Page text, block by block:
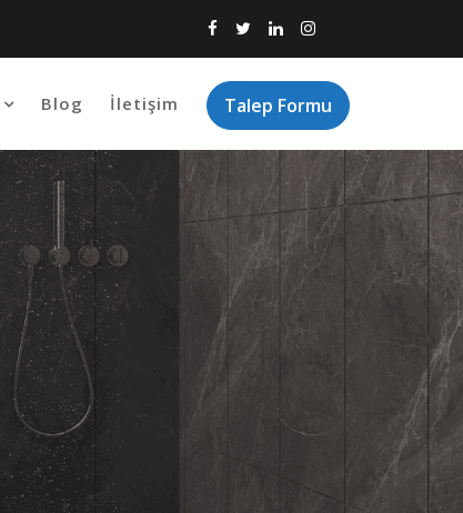
Talep Formu
Blog İletişim